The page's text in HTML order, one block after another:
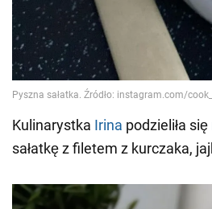
Kulinarystka Irina podzieliła się
sałatkę z filetem z kurczaka,